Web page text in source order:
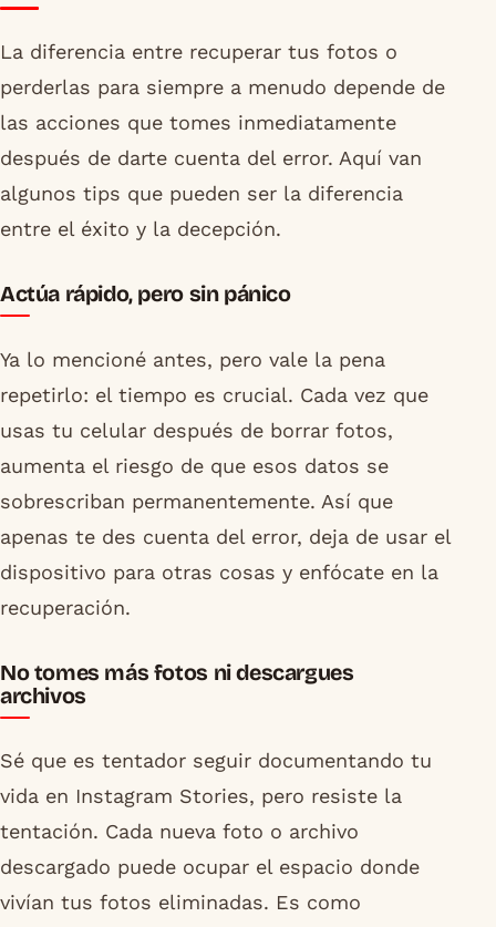
La diferencia entre recuperar tus fotos o
perderlas para siempre a menudo depende de
las acciones que tomes inmediatamente
después de darte cuenta del error. Aquí van
algunos tips que pueden ser la diferencia
entre el éxito y la decepción.
Actúa rápido, pero sin pánico
Ya lo mencioné antes, pero vale la pena
repetirlo: el tiempo es crucial. Cada vez que
usas tu celular después de borrar fotos,
aumenta el riesgo de que esos datos se
sobrescriban permanentemente. Así que
apenas te des cuenta del error, deja de usar el
dispositivo para otras cosas y enfócate en la
recuperación.
No tomes más fotos ni descargues
archivos
Sé que es tentador seguir documentando tu
vida en Instagram Stories, pero resiste la
tentación. Cada nueva foto o archivo
descargado puede ocupar el espacio donde
vivían tus fotos eliminadas. Es como